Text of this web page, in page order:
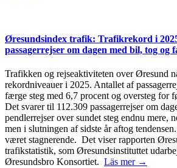
Øresundsindex trafik: Trafikrekord i
passagerrejser om dagen med bil, tog
Trafikken og rejseaktiviteten over Øresund
rekordniveauer i 2025. Antallet af
færge steg med 6,7 procent og oversteg for
Det svarer til 112.309 passagerrejser om
pendlerrejser over sundet steg endnu mere,
men i slutningen af sidste år aftog
været stagnerende. Det viser rapporten
trafikstatistik, som Øresundsinstituttet
Øresundsbro Konsortiet. Läs mer →